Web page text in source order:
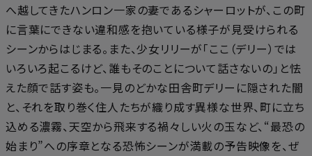
へ越してきたハンロン一家の妻であるシャーロットが、この町
に言葉にできない違和感を抱いている様子が見受けられる
シーンからはじまる。また、少女リリーが「ここ（デリー）では
いろいろ起こるけど、誰もそのことについて話さないの」と怯
えた顔で話す姿も。一見のどかな田舎町デリーに隠された闇
と、それを取り巻く住人たちが織り成す異様な世界、町に立ち
込める濃霧、天空から飛来する禍々しい火の玉など、“最恐の
始まり”への序章となる恐怖シーンが満載の予告映像を、ぜ